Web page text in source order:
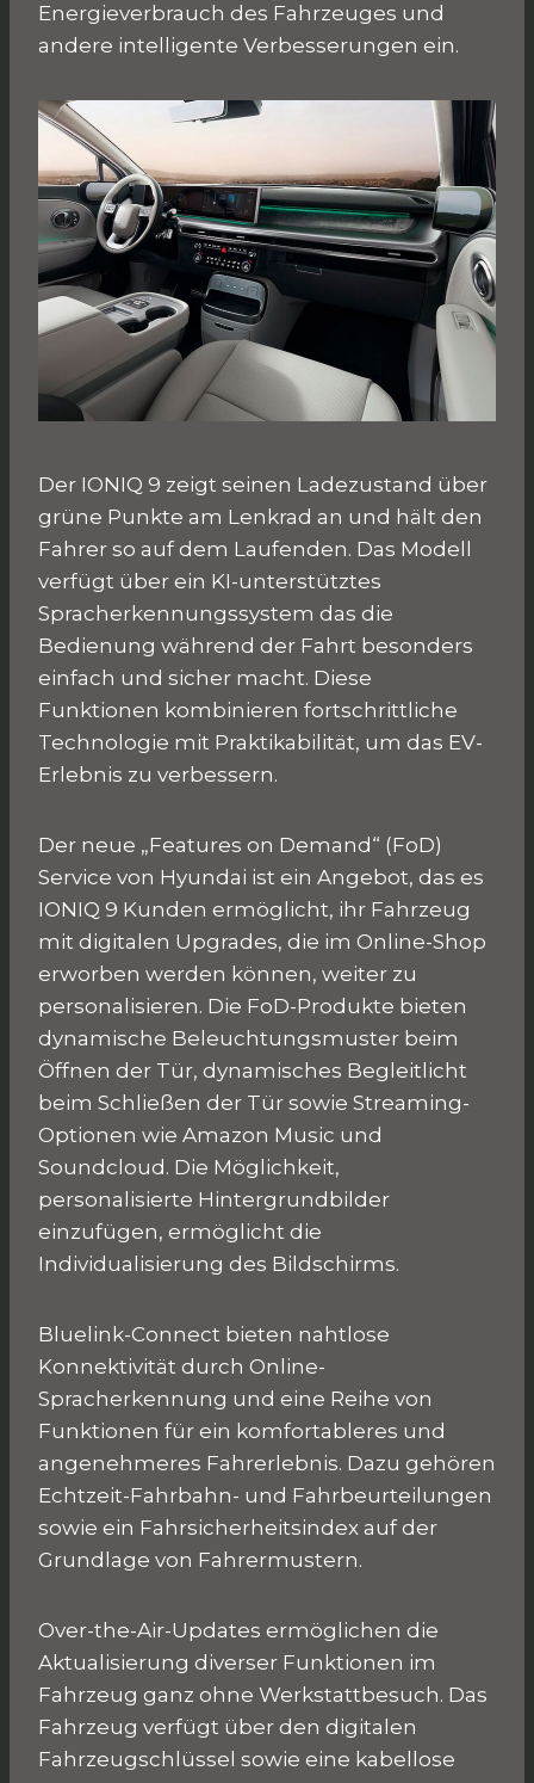
Energieverbrauch des Fahrzeuges und
andere intelligente Verbesserungen ein.
Der IONIQ 9 zeigt seinen Ladezustand über
grüne Punkte am Lenkrad an und hält den
Fahrer so auf dem Laufenden. Das Modell
verfügt über ein KI-unterstütztes
Spracherkennungssystem das die
Bedienung während der Fahrt besonders
einfach und sicher macht. Diese
Funktionen kombinieren fortschrittliche
Technologie mit Praktikabilität, um das EV-
Erlebnis zu verbessern.
Der neue „Features on Demand“ (FoD)
Service von Hyundai ist ein Angebot, das es
IONIQ 9 Kunden ermöglicht, ihr Fahrzeug
mit digitalen Upgrades, die im Online-Shop
erworben werden können, weiter zu
personalisieren. Die FoD-Produkte bieten
dynamische Beleuchtungsmuster beim
Öffnen der Tür, dynamisches Begleitlicht
beim Schließen der Tür sowie Streaming-
Optionen wie Amazon Music und
Soundcloud. Die Möglichkeit,
personalisierte Hintergrundbilder
einzufügen, ermöglicht die
Individualisierung des Bildschirms.
Bluelink-Connect bieten nahtlose
Konnektivität durch Online-
Spracherkennung und eine Reihe von
Funktionen für ein komfortableres und
angenehmeres Fahrerlebnis. Dazu gehören
Echtzeit-Fahrbahn- und Fahrbeurteilungen
sowie ein Fahrsicherheitsindex auf der
Grundlage von Fahrermustern.
Over-the-Air-Updates ermöglichen die
Aktualisierung diverser Funktionen im
Fahrzeug ganz ohne Werkstattbesuch. Das
Fahrzeug verfügt über den digitalen
Fahrzeugschlüssel sowie eine kabellose